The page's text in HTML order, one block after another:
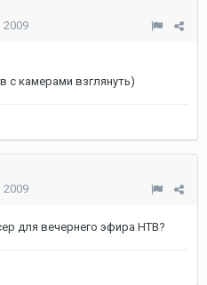
2009
с камерами взглянуть)
2009
для вечернего эфира НТВ?